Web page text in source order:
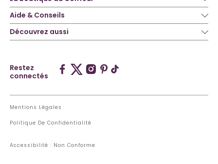
Aide & Conseils
Découvrez aussi
Restez
connectés
Mentions Légales
Politique De Confidentialité
Accessibilité : Non Conforme